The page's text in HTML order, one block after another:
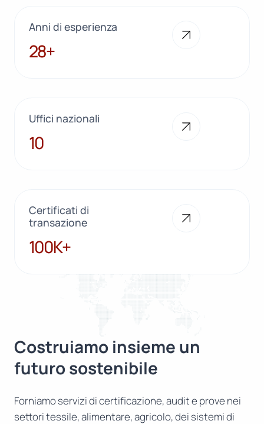
Anni di esperienza
28+
28+
Uffici nazionali
10
10
Certificati di
transazione
100K+
100K+
Costruiamo insieme un
futuro sostenibile
Forniamo servizi di certificazione, audit e prove nei
settori tessile, alimentare, agricolo, dei sistemi di